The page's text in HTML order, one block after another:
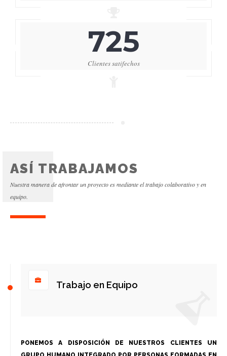
725
Clientes satifechos
ASÍ TRABAJAMOS
Nuestra manera de afrontar un proyecto es mediante el trabajo colaborativo y en
equipo.
Trabajo en Equipo
PONEMOS A DISPOSICIÓN DE NUESTROS CLIENTES UN